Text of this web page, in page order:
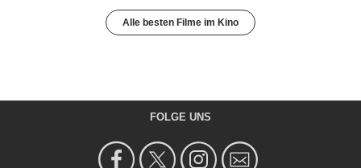
Alle besten Filme im Kino
FOLGE UNS